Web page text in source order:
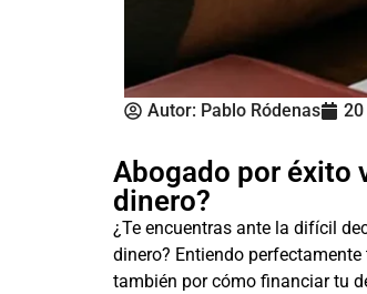
Autor: Pablo Ródenas
Abogado por éxito
dinero?
¿Te encuentras ante la difícil
dinero? Entiendo
también por cómo financiar tu